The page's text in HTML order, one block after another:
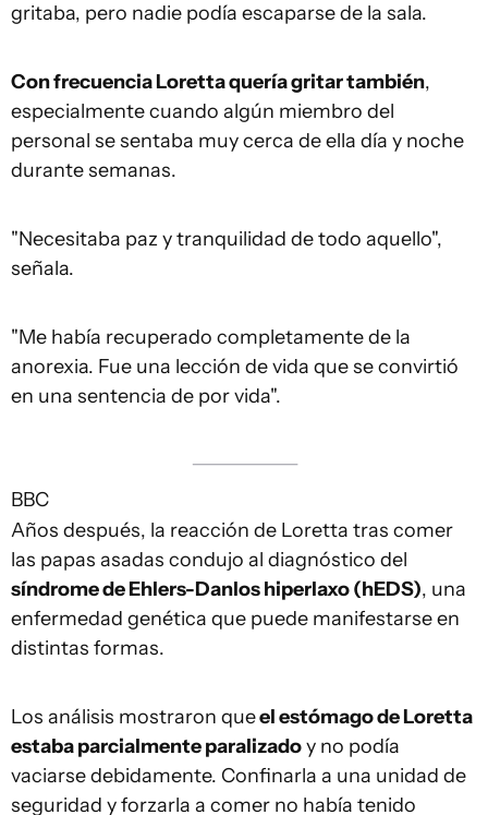
gritaba, pero nadie podía escaparse de la sala.
Con frecuencia Loretta quería gritar también,
especialmente cuando algún miembro del
personal se sentaba muy cerca de ella día y noche
durante semanas.
"Necesitaba paz y tranquilidad de todo aquello",
señala.
"Me había recuperado completamente de la
anorexia. Fue una lección de vida que se convirtió
en una sentencia de por vida".
BBC
Años después, la reacción de Loretta tras comer
las papas asadas condujo al diagnóstico del
síndrome de Ehlers-Danlos hiperlaxo(hEDS), una
enfermedad genética que puede manifestarse en
distintas formas.
Los análisis mostraron queel estómago de Loretta
estaba parcialmente paralizadoy no podía
vaciarse debidamente. Confinarla a una unidad de
seguridad y forzarla a comer no había tenido